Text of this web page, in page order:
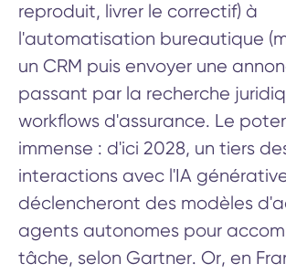
reproduit, livrer le correctif) à
l'automatisation bureautique
un CRM puis envoyer une
passant par la recherche
workflows d'assurance. Le
immense : d'ici 2028, un tiers
interactions avec l'IA
déclencheront des modèles
agents autonomes pour
tâche, selon Gartner. Or, en